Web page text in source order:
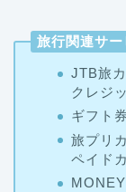
旅行関連サ
JTB旅
クレジ
ギフト券
旅プリ
ペイド